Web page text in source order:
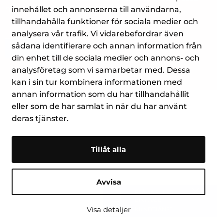
innehållet och annonserna till användarna,
tillhandahålla funktioner för sociala medier och
analysera vår trafik. Vi vidarebefordrar även
sådana identifierare och annan information från
din enhet till de sociala medier och annons- och
analysföretag som vi samarbetar med. Dessa
kan i sin tur kombinera informationen med
annan information som du har tillhandahållit
eller som de har samlat in när du har använt
deras tjänster.
Tillåt alla
Avvisa
Visa detaljer
myynti@suomenlampomittari.fi
Kontakta oss
Stäng